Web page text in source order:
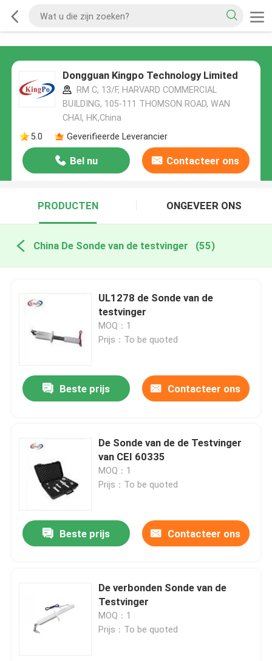
Dongguan Kingpo Technology Limited
RM C, 13/F, HARVARD COMMERCIAL
BUILDING, 105-111 THOMSON ROAD, WAN
CHAI, HK,China
5.0
Geverifieerde Leverancier
Bel nu Contacteer ons
PRODUCTEN ONGEVEER ONS
China De Sonde van de testvinger (55)
UL1278 de Sonde van de
testvinger
MOQ：1
Prijs：To be quoted
Beste prijs Contacteer ons
De Sonde van de de Testvinger
van CEI 60335
MOQ：1
Prijs：To be quoted
Beste prijs Contacteer ons
De verbonden Sonde van de
Testvinger
MOQ：1
Prijs：To be quoted